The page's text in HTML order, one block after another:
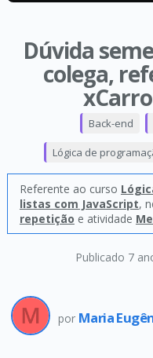
Dúvida
colega,
Publicado 7
Back-end
Lógica de
Referente ao curso
listas com JavaScript,
repetição e atividade
por Maria